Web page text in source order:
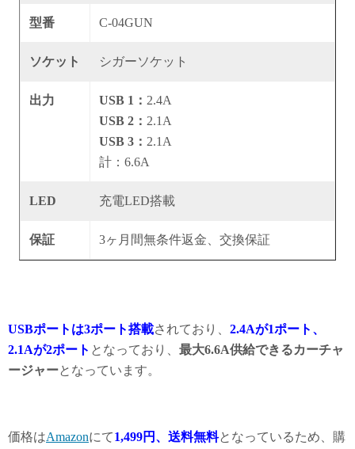
型番 C-04GUN
ソケット シガーソケット
出力 USB 1： 2.4A
USB 2： 2.1A
USB 3： 2.1A
計：6.6A
LED 充電LED搭載
保証 3ヶ月間無条件返金、交換保証
USBポートは3ポート搭載されており、 2.4Aが1ポート、
2.1Aが2ポート となっており、 最大6.6A供給できるカーチャ
ージャーとなっています。
価格はAmazonにて1,499円、送料無料となっているため、購